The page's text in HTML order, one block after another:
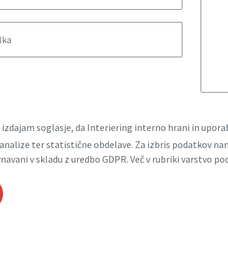
izdajam soglasje, da Interiering interno hrani in
ter statistične obdelave. Za izbris podatkov
v skladu z uredbo GDPR. Več v rubriki varstvo